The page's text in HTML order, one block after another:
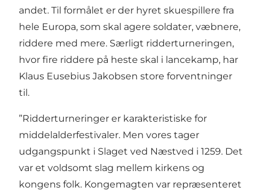
andet. Til formålet er der hyret skuespillere fra
hele Europa, som skal agere soldater, væbnere,
riddere med mere. Særligt ridderturneringen,
hvor fire riddere på heste skal i lancekamp, har
Klaus Eusebius Jakobsen store forventninger
til.
”Ridderturneringer er karakteristiske for
middelalderfestivaler. Men vores tager
udgangspunkt i Slaget ved Næstved i 1259. Det
var et voldsomt slag mellem kirkens og
kongens folk. Kongemagten var repræsenteret